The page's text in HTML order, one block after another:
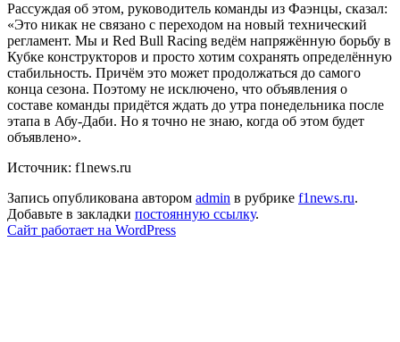
Рассуждая об этом, руководитель команды из Фаэнцы, сказал:
«Это никак не связано с переходом на новый технический
регламент. Мы и Red Bull Racing ведём напряжённую борьбу в
Кубке конструкторов и просто хотим сохранять определённую
стабильность. Причём это может продолжаться до самого
конца сезона. Поэтому не исключено, что объявления о
составе команды придётся ждать до утра понедельника после
этапа в Абу-Даби. Но я точно не знаю, когда об этом будет
объявлено».
Источник: f1news.ru
Запись опубликована автором admin в рубрике f1news.ru.
Добавьте в закладки постоянную ссылку.
Сайт работает на WordPress